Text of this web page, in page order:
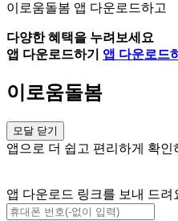
이로움돌봄 앱 다운로드하고
다양한 혜택을 누려보세요
앱 다운로드하기
앱 다운로드
이로움돌봄
모달 닫기
앱으로 더 쉽고 편리하게 확인
앱 다운로드 링크를 보내 드려